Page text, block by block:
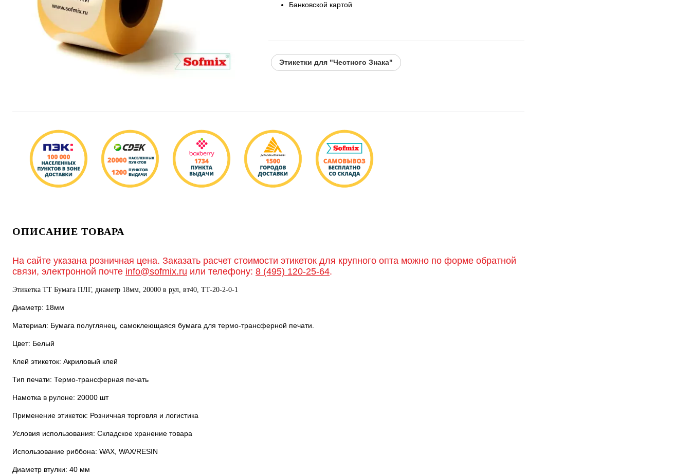
Банковской картой
Этикетки для "Честного Знака"
ОПИСАНИЕ ТОВАРА
На сайте указана розничная цена. Заказать расчет стоимости этикеток для крупного опта можно по форме обратной
связи, электронной почте info@sofmix.ru или телефону: 8 (495) 120-25-64.
Этикетка ТТ Бумага ПЛГ, диаметр 18мм, 20000 в рул, вт40, TT-20-2-0-1
Диаметр: 18мм
Материал: Бумага полуглянец, самоклеющаяся бумага для термо-трансферной печати.
Цвет: Белый
Клей этикеток: Акриловый клей
Тип печати: Термо-трансферная печать
Намотка в рулоне: 20000 шт
Применение этикеток: Розничная торговля и логистика
Условия использования: Складское хранение товара
Использование риббона: WAX, WAX/RESIN
Диаметр втулки: 40 мм